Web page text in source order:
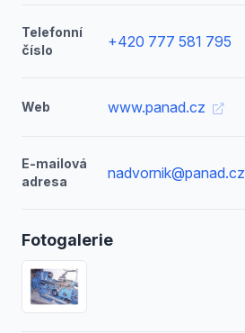
Telefonní
číslo
+420 777 581 795
Web www.panad.cz
E-mailová
adresa
nadvornik@panad.cz
Fotogalerie